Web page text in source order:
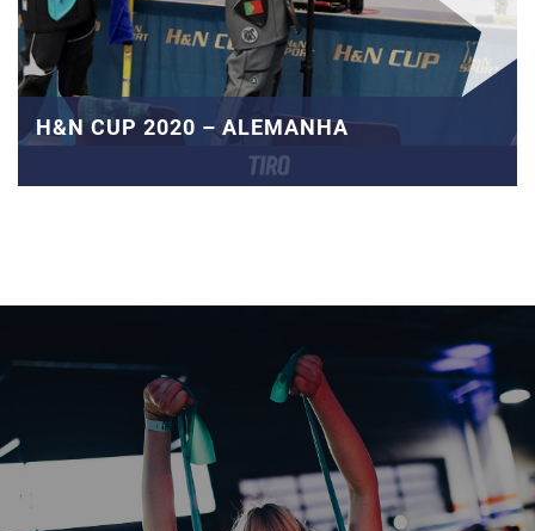
H&N CUP 2020 – ALEMANHA